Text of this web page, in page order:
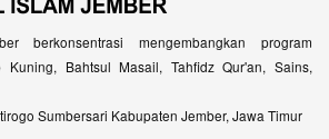
berkonsentrasi mengembangkan program
Bahtsul Masail, Tahfidz Qur'an, Sains,
Sumbersari Kabupaten Jember, Jawa Timur